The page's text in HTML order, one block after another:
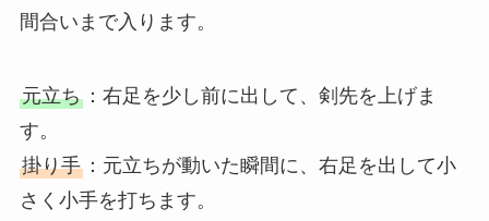
間合いまで入ります。
元立ち：右足を少し前に出して、剣先を上げま
す。
掛り手：元立ちが動いた瞬間に、右足を出して小
さく小手を打ちます。